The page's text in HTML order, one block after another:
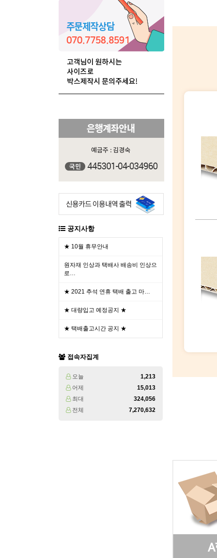
공지사항
★ 10월 휴무안내
원자재 인상과 택배사 배송비 인상으
로…
★ 2021 추석 연휴 택배 출고 마…
★ 대량입고 예정공지 ★
★ 택배출고시간 공지 ★
접속자집계
오늘
1,213
어제
15,013
최대
324,056
전체
7,270,632